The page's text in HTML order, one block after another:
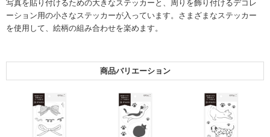
写真を貼り付けるための大きなステッカーと、周りを飾り付けるデコレ
ーション用の小さなステッカーが入っています。さまざまなステッカー
を使用して、絵柄の組み合わせを楽めます。
商品バリエーション